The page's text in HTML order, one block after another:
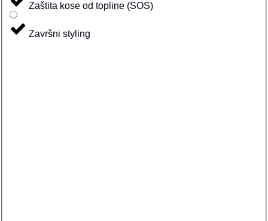
Zaštita kose od topline (SOS)
Završni styling